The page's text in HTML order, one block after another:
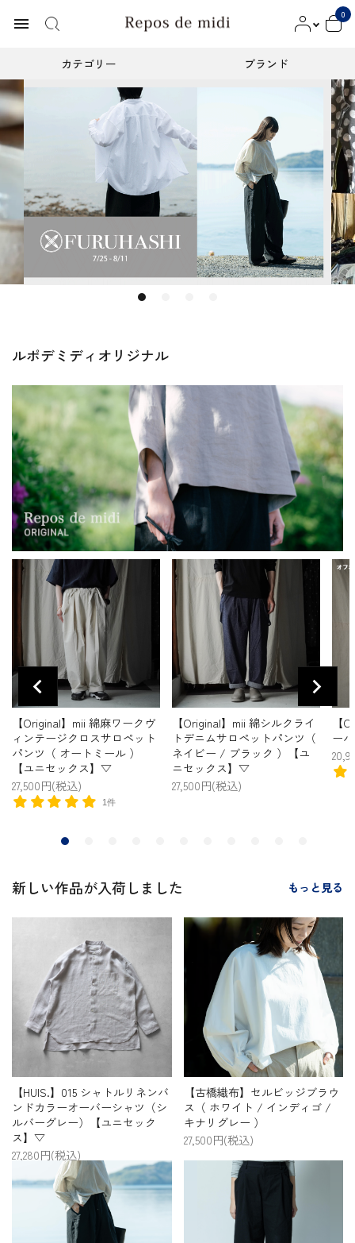
menu
0
カテゴリー ブランド
ACCOUNT MENU
ようこそ ゲスト 様
meeting_room person 新規会員登録
カテゴリー
ブランド
インフォメーション
ご利用ガイド
プライバシーポリシー
特定商取引法について
お問い合わせ
ルポデミディオリジナル
【Original】mii 綿シルクライ
トデニムサロペットパンツ（
ネイビー / ブラック ）【ユ
ニセックス】▽
27,500円(税込)
【Original】mii リネンプルオ
ーバー 【ユニセックス】▽
20,900円(税込)
【
リ
ス
新しい作品が入荷しました もっと見る
【HUIS.】015 シャトルリネンバ
ンドカラーオーバーシャツ（シ
ルバーグレー）【ユニセック
ス】▽
27,280円(税込)
【古橋織布】セルビッジブラウ
ス（ ホワイト / インディゴ /
キナリグレー ）
27,500円(税込)